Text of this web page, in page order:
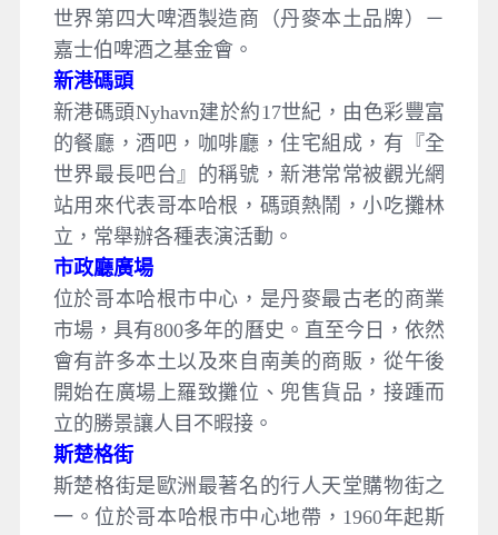
世界第四大啤酒製造商（丹麥本土品牌）－
嘉士伯啤酒之基金會。
新港碼頭
新港碼頭Nyhavn建於約17世紀，由色彩豐富
的餐廳，酒吧，咖啡廳，住宅組成，有『全
世界最長吧台』的稱號，新港常常被觀光網
站用來代表哥本哈根，碼頭熱鬧，小吃攤林
立，常舉辦各種表演活動。
市政廳廣場
位於哥本哈根市中心，是丹麥最古老的商業
市場，具有800多年的曆史。直至今日，依然
會有許多本土以及來自南美的商販，從午後
開始在廣場上羅致攤位、兜售貨品，接踵而
立的勝景讓人目不暇接。
斯楚格街
斯楚格街是歐洲最著名的行人天堂購物街之
一。位於哥本哈根市中心地帶，1960年起斯